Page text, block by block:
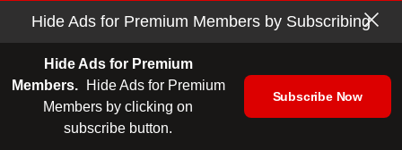
Ειδικό Τεύχος Τουρισμού 2026 |
ΕΛΜΕΠΑ
Hide Ads for Premium Members by Subscribing
Hide Ads for Premium
Members.
Hide Ads for Premium
Members by clicking on
subscribe button.
Subscribe Now